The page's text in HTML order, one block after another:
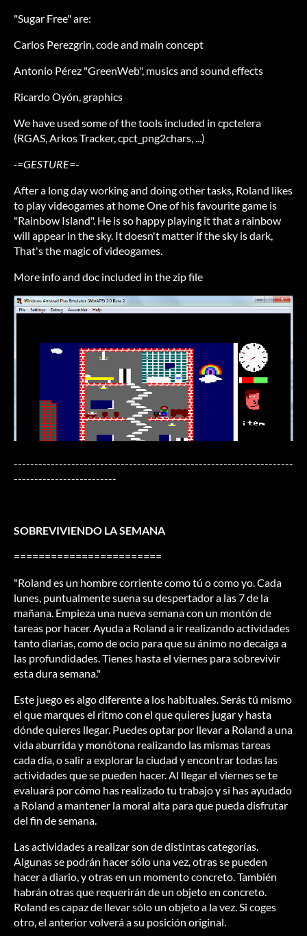
"Sugar Free" are:
Carlos Perezgrin, code and main concept
Antonio Pérez "GreenWeb", musics and sound effects
Ricardo Oyón, graphics
We have used some of the tools included in cpctelera
(RGAS, Arkos Tracker, cpct_png2chars, ...)
-=GESTURE=-
After a long day working and doing other tasks, Roland likes
to play videogames at home One of his favourite game is
"Rainbow Island". He is so happy playing it that a rainbow
will appear in the sky. It doesn't matter if the sky is dark,
That's the magic of videogames.
More info and doc included in the zip file
--------------------------------------------------------------------
-------------------------
SOBREVIVIENDO LA SEMANA
========================
"Roland es un hombre corriente como tú o como yo. Cada
lunes, puntualmente suena su despertador a las 7 de la
mañana. Empieza una nueva semana con un montón de
tareas por hacer. Ayuda a Roland a ir realizando actividades
tanto diarias, como de ocio para que su ánimo no decaiga a
las profundidades. Tienes hasta el viernes para sobrevivir
esta dura semana."
Este juego es algo diferente a los habituales. Serás tú mismo
el que marques el ritmo con el que quieres jugar y hasta
dónde quieres llegar. Puedes optar por llevar a Roland a una
vida aburrida y monótona realizando las mismas tareas
cada día, o salir a explorar la ciudad y encontrar todas las
actividades que se pueden hacer. Al llegar el viernes se te
evaluará por cómo has realizado tu trabajo y si has ayudado
a Roland a mantener la moral alta para que pueda disfrutar
del fin de semana.
Las actividades a realizar son de distintas categorías.
Algunas se podrán hacer sólo una vez, otras se pueden
hacer a diario, y otras en un momento concreto. También
habrán otras que requerirán de un objeto en concreto.
Roland es capaz de llevar sólo un objeto a la vez. Si coges
otro, el anterior volverá a su posición original.